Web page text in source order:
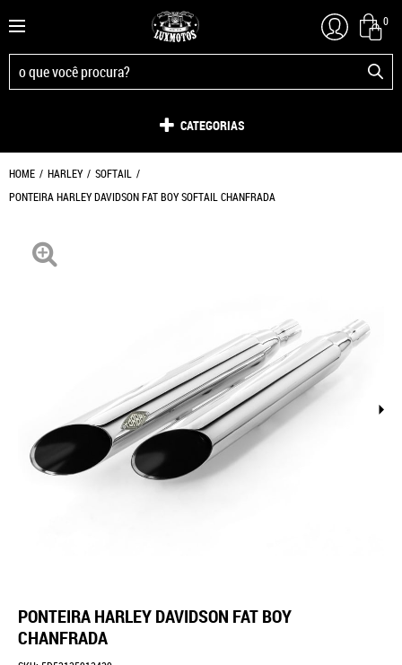
0
CATEGORIAS
HOME HARLEY
SOFTAIL
PONTEIRA HARLEY DAVIDSON FAT BOY SOFTAIL CHANFRADA
PONTEIRA HARLEY DAVIDSON FAT BOY
CHANFRADA